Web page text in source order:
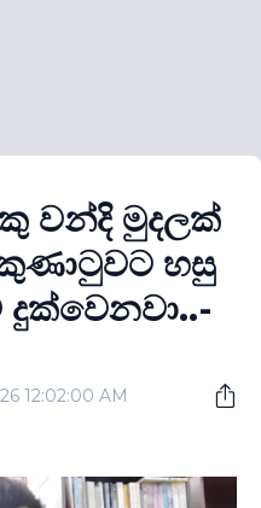
වන්දි මුදලක්
කුණාටුවට හසු
12:02:00 AM